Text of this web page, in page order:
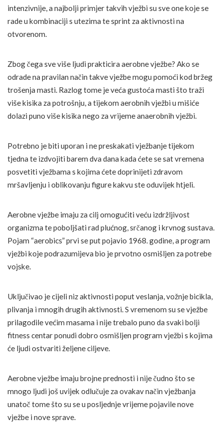
intenzivnije, a najbolji primjer takvih vježbi su sve one koje se
rade u kombinaciji s utezima te sprint za aktivnosti na
otvorenom.
Zbog čega sve više ljudi prakticira aerobne vježbe? Ako se
odrade na pravilan način takve vježbe mogu pomoći kod bržeg
trošenja masti. Razlog tome je veća gustoća masti što traži
više kisika za potrošnju, a tijekom aerobnih vježbi u mišiće
dolazi puno više kisika nego za vrijeme anaerobnih vježbi.
Potrebno je biti uporan i ne preskakati vježbanje tijekom
tjedna te izdvojiti barem dva dana kada ćete se sat vremena
posvetiti vježbama s kojima ćete doprinijeti zdravom
mršavljenju i oblikovanju figure kakvu ste oduvijek htjeli.
Aerobne vježbe imaju za cilj omogućiti veću izdržljivost
organizma te poboljšati rad plućnog, srčanog i krvnog sustava.
Pojam “aerobics” prvi se put pojavio 1968. godine, a program
vježbi koje podrazumijeva bio je prvotno osmišljen za potrebe
vojske.
Uključivao je cijeli niz aktivnosti poput veslanja, vožnje bicikla,
plivanja i mnogih drugih aktivnosti. S vremenom su se vježbe
prilagodile većim masama i nije trebalo puno da svaki bolji
fitness centar ponudi dobro osmišljen program vježbi s kojima
će ljudi ostvariti željene ciljeve.
Aerobne vježbe imaju brojne prednosti i nije čudno što se
mnogo ljudi još uvijek odlučuje za ovakav način vježbanja
unatoč tome što su se u posljednje vrijeme pojavile nove
vježbe i nove sprave.